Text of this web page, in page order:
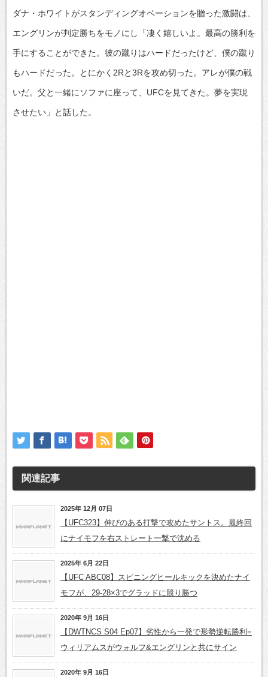
ダナ・ホワイトがスタンディングオベーションを贈った激闘は、
エングリンが判定勝ちをモノにし「凄く嬉しいよ。最高の勝利を
手にすることができた。彼の蹴りはハードだったけど、僕の蹴り
もハードだった。とにかく2Rと3Rを攻め切った。アレが僕の戦
いだ。父と一緒にソファに座って、UFCを見てきた。夢を実現
させたい」と話した。
関連記事
2025年 12月 07日
【UFC323】伸びのある打撃で攻めたサントス。最終回
にナイモフを右ストレート一撃で沈める
2025年 6月 22日
【UFC ABC08】スピニングヒールキックを決めたナイ
モフが、29-28×3でグラッドに競り勝つ
2020年 9月 16日
【DWTNCS S04 Ep07】劣性から一発で形勢逆転勝利=
ウィリアムスがウォルフ&エングリンと共にサイン
2020年 9月 16日